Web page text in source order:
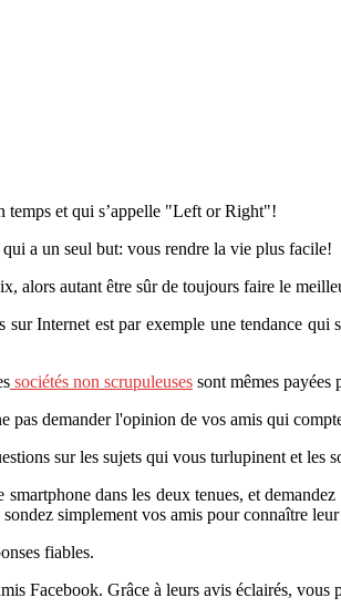
temps et qui s’appelle "Left or Right"!
a un seul but: vous rendre la vie plus facile!
alors autant être sûr de toujours faire le
Internet est par exemple une tendance
sociétés non scrupuleuses sont mêmes payées
pas demander l'opinion de vos amis qui
sur les sujets qui vous turlupinent et les
dans les deux tenues, et
simplement vos amis pour connaître
fiables.
Facebook. Grâce à leurs avis éclairés,